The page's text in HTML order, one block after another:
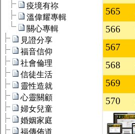
565
566
567
568
569
570